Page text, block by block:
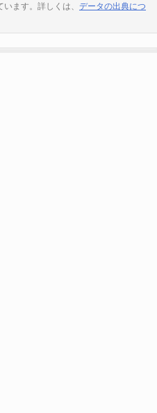
ます。詳しくは、 データの出典につ